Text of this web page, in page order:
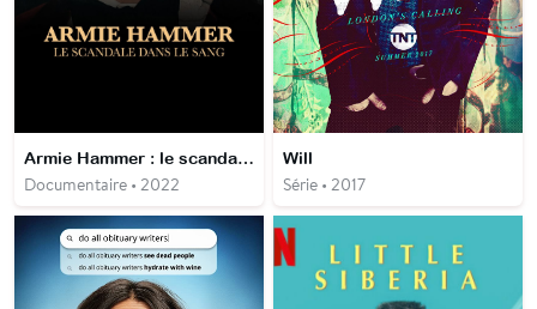
Armie Hammer : le scandale dans le sang
Documentaire • 2022
Will
Série • 2017